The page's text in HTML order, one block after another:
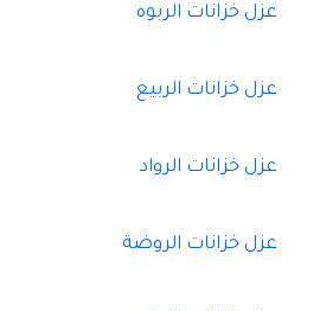
عزل خزانات الربوه
عزل خزانات الربيع
عزل خزانات الرواد
عزل خزانات الروضة